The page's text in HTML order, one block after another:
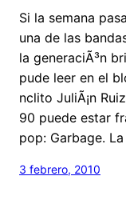
Si la semana
una de las
la generaciÃ³n
pude leer en el
nclito JuliÃ¡n
90 puede estar
pop: Garbage.
3 febrero, 2010